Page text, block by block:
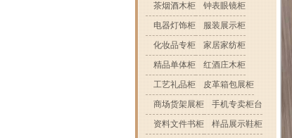
茶烟酒木柜
钟表眼镜柜
电器灯饰柜
服装展示柜
化妆品专柜
家居家纺柜
精品单体柜
红酒庄木柜
工艺礼品柜
皮革箱包展柜
商场货架展柜
手机专卖柜台
资料文件书柜
样品展示鞋柜